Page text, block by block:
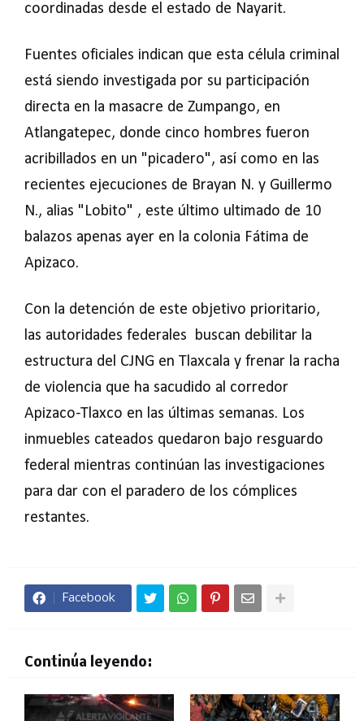
coordinadas desde el estado de Nayarit.
Fuentes oficiales indican que esta célula criminal
está siendo investigada por su participación
directa en la masacre de Zumpango, en
Atlangatepec, donde cinco hombres fueron
acribillados en un "picadero", así como en las
recientes ejecuciones de Brayan N. y Guillermo
N., alias "Lobito" , este último ultimado de 10
balazos apenas ayer en la colonia Fátima de
Apizaco.
Con la detención de este objetivo prioritario,
las autoridades federales buscan debilitar la
estructura del CJNG en Tlaxcala y frenar la racha
de violencia que ha sacudido al corredor
Apizaco-Tlaxco en las últimas semanas. Los
inmuebles cateados quedaron bajo resguardo
federal mientras continúan las investigaciones
para dar con el paradero de los cómplices
restantes.
Facebook
Continúa leyendo: